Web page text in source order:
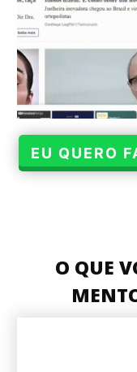
EU QUERO
O QUE